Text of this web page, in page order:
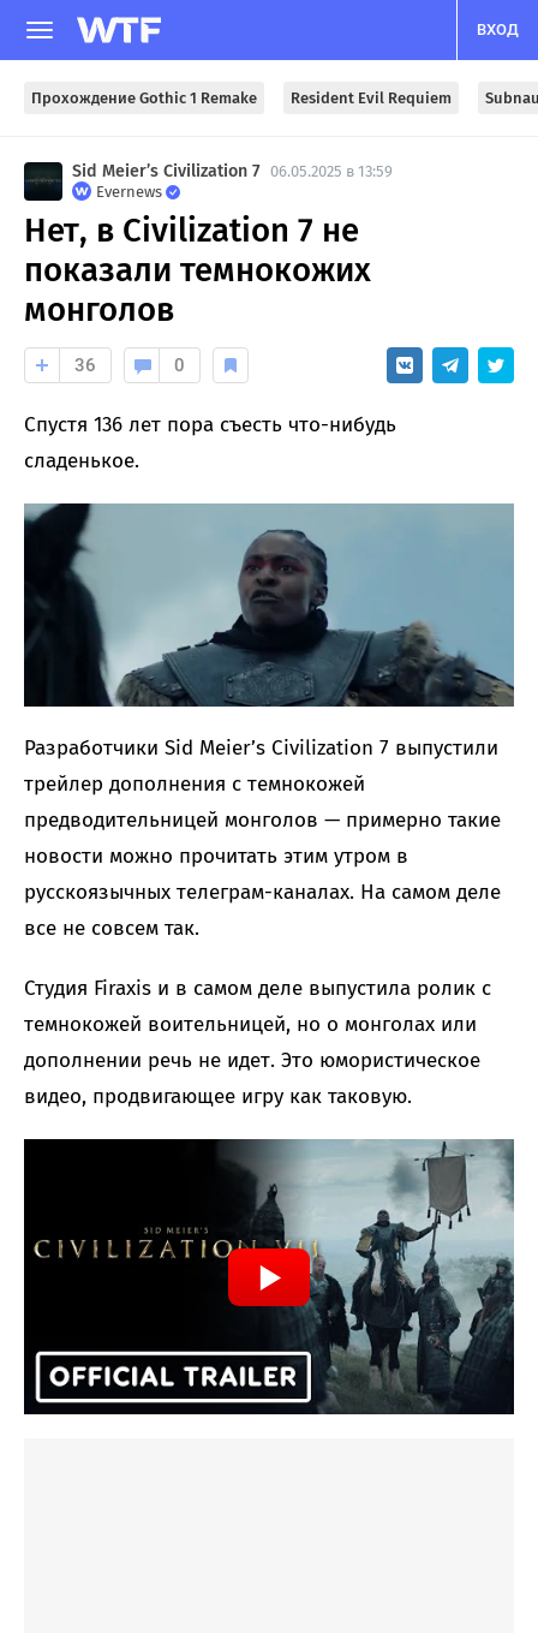
ВХОД
Прохождение Gothic 1 Remake Resident Evil Requiem
Sid Meier’s Civilization 7 06.05.2025 в 13:59
Evernews
Нет, в Civilization 7 не
показали темнокожих
монголов
36 0
Спустя 136 лет пора съесть что-нибудь
сладенькое.
Разработчики Sid Meier’s Civilization 7 выпустили
трейлер дополнения с темнокожей
предводительницей монголов — примерно такие
новости можно прочитать этим утром в
русскоязычных телеграм-каналах. На самом деле
все не совсем так.
Студия Firaxis и в самом деле выпустила ролик с
темнокожей воительницей, но о монголах или
дополнении речь не идет. Это юмористическое
видео, продвигающее игру как таковую.